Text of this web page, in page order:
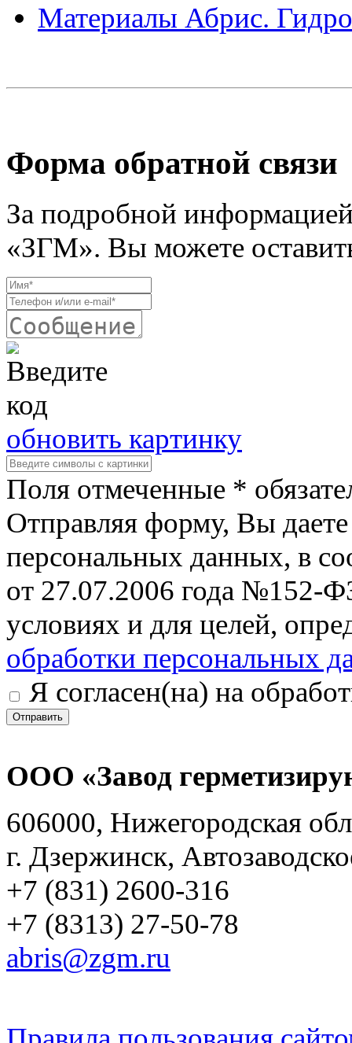
Материалы Абрис.
Форма обратной связи
За подробной
«ЗГМ». Вы можете
обновить картинку
Поля отмеченные *
Отправляя форму, Вы даете
персональных данных, в
от 27.07.2006 года №152-
условиях и для целей,
обработки персональных
Я согласен(на) на
Отправить
ООО «Завод
606000, Нижегородская
г. Дзержинск,
+7 (831) 2600-316
+7 (8313) 27-50-78
abris@zgm.ru